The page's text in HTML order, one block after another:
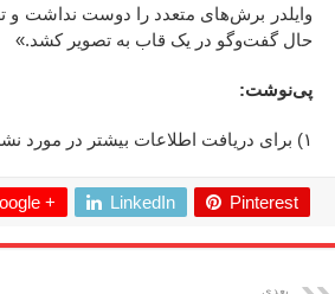
وایلدر برش‌های متعدد را دوست نداشت و
حال گفت‌وگو در یک قاب به تصویر کشد.»
پی‌نوشت:
۱) برای دریافت اطلاعات بیشتر در مورد نشر
+ LinkedIn Pinterest
بعدی